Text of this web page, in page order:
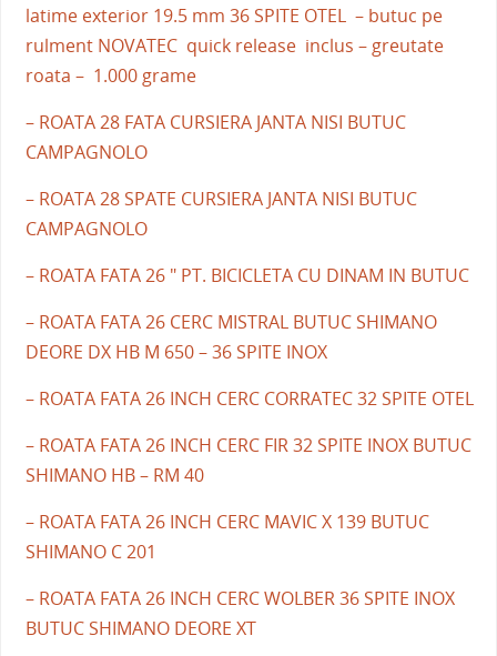
latime exterior 19.5 mm 36 SPITE OTEL – butuc pe
rulment NOVATEC quick release inclus – greutate
roata – 1.000 grame
– ROATA 28 FATA CURSIERA JANTA NISI BUTUC
CAMPAGNOLO
– ROATA 28 SPATE CURSIERA JANTA NISI BUTUC
CAMPAGNOLO
– ROATA FATA 26 " PT. BICICLETA CU DINAM IN BUTUC
– ROATA FATA 26 CERC MISTRAL BUTUC SHIMANO
DEORE DX HB M 650 – 36 SPITE INOX
– ROATA FATA 26 INCH CERC CORRATEC 32 SPITE OTEL
– ROATA FATA 26 INCH CERC FIR 32 SPITE INOX BUTUC
SHIMANO HB – RM 40
– ROATA FATA 26 INCH CERC MAVIC X 139 BUTUC
SHIMANO C 201
– ROATA FATA 26 INCH CERC WOLBER 36 SPITE INOX
BUTUC SHIMANO DEORE XT